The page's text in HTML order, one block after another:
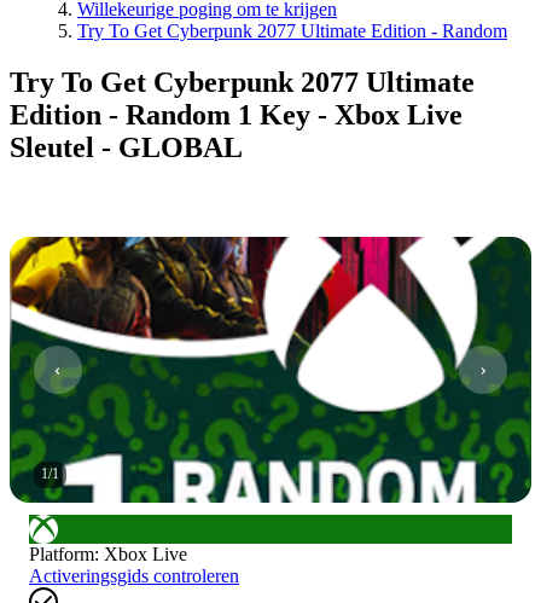
Willekeurige poging om te krijgen
Try To Get Cyberpunk 2077 Ultimate Edition - Random
Try To Get Cyberpunk 2077 Ultimate
Edition - Random 1 Key - Xbox Live
Sleutel - GLOBAL
1/1
Platform: Xbox Live
Activeringsgids controleren